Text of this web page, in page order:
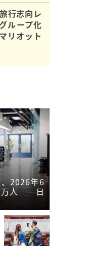
行志向レ
ループ化
リオット
2026年6
万人 ―日